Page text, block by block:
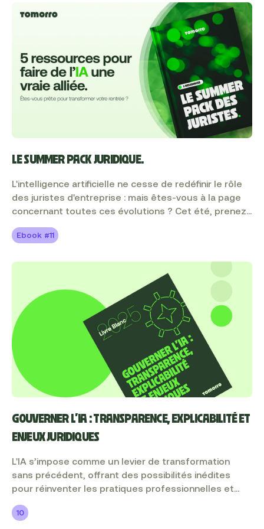
peuvent enfin se concentrer sur l’essentiel :
conseiller, décider, orienter. Dans ce magazine,
découvrez des cas d’usage concrets, des retours du
terrain et des bonnes pratiques pour intégrer l’IA
sereinement et efficacement dans votre quotidien.
LE SUMMER PACK JURIDIQUE.
L'intelligence artificielle ne cesse de redéfinir le rôle
des juristes d'entreprise : mais êtes-vous à la page
concernant toutes ces évolutions ? Cet été, prenez
exclusif et spécialement conçu pour les juristes
contenus qui vous permettront de transformer votre
Ebook #11
GOUVERNER L'IA : TRANSPARENCE, EXPLICABILITÉ ET
ENJEUX JURIDIQUES
L'IA s’impose comme un levier de transformation
sans précédent, offrant des possibilités inédites
pour réinventer les pratiques professionnelles et
technologique s’accompagne de défis de taille :
10